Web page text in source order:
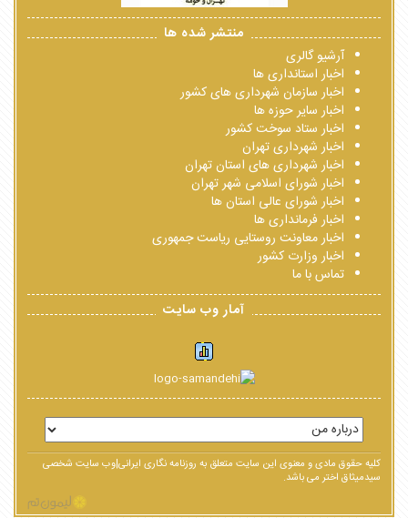
منتشر شده ها
آرشیو گالری
اخبار استانداری ها
اخبار سازمان شهرداری های کشور
اخبار سایر حوزه ها
اخبار ستاد سوخت کشور
اخبار شهرداری تهران
اخبار شهرداری های استان تهران
اخبار شورای اسلامی شهر تهران
اخبار شورای عالی استان ها
اخبار فرمانداری ها
اخبار معاونت روستایی ریاست جمهوری
اخبار وزارت کشور
تماس با ما
آمار وب سایت
کلیه حقوق مادی و معنوی این سایت متعلق به روزنامه نگاری ایرانی|وب سایت شخصی
سیدمیثاق اختر می باشد.